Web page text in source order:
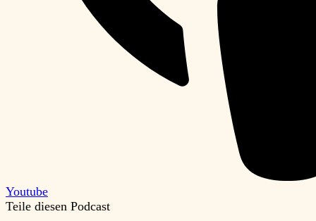
Youtube
Teile diesen Podcast